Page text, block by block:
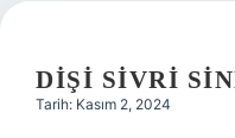
DIŞI SIVRI
Tarih: Kasım 2, 2024